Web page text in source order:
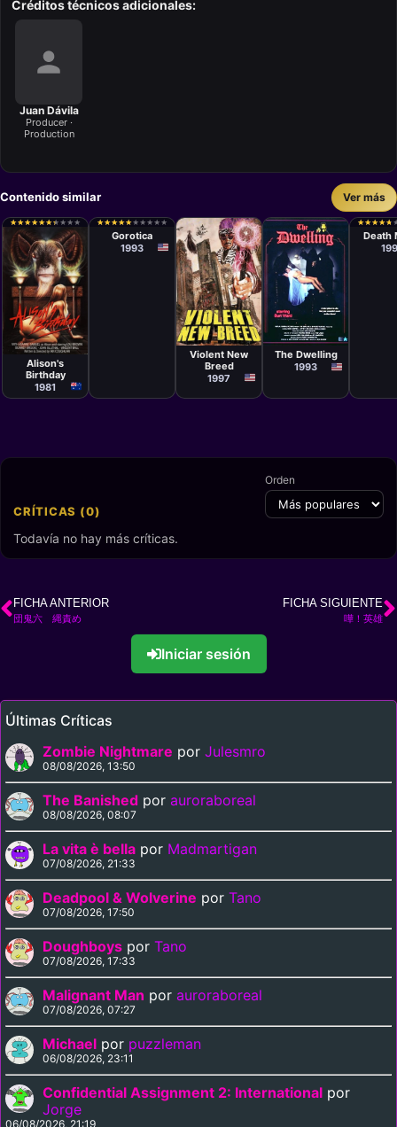
Créditos técnicos adicionales:
Juan Dávila
Producer ·
Production
Contenido similar Ver más
★
★★
★★
★★
★★
★★
★★
★ ★
★ ★
★ ★
★
Película
Ian Coughlan
Alison's
Birthday
1981
★
★★
★★
★★
★★
★★
★ ★
★ ★
★ ★
★ ★
★
Hugh
Gallagher
Gorotica
1993
Película
Todd Sheets
Violent New
Breed
1997
Película
Jeffrey Lynn
Ward
The Dwelling
1993
★
★★
★★
★★
★★
★
Paul
Death
CRÍTICAS (0)
Orden
Todavía no hay más críticas.
FICHA ANTERIOR
団鬼六 縄責め
FICHA SIGUIENTE
嘩！英雄
Iniciar sesión
Últimas Críticas
Zombie Nightmare por Julesmro
08/08/2026, 13:50
The Banished por auroraboreal
08/08/2026, 08:07
La vita è bella por Madmartigan
07/08/2026, 21:33
Deadpool & Wolverine por Tano
07/08/2026, 17:50
Doughboys por Tano
07/08/2026, 17:33
Malignant Man por auroraboreal
07/08/2026, 07:27
Michael por puzzleman
06/08/2026, 23:11
Confidential Assignment 2: International por
Jorge
06/08/2026, 21:19